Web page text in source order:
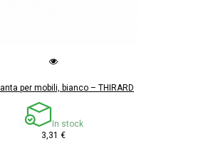
per mobili, bianco – THIRARD
In stock
3,31 €